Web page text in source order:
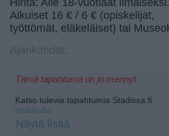
Hinta: Alle 18-vuotiaat ilmaiseksi.
Aikuiset 16 € / 6 € (opiskelijat,
työttömät, eläkeläiset) tai
Tämä tapahtuma on jo mennyt
Katso tulevia tapahtumia Stadissa.fi -
etusivulta.
Näytä lisää